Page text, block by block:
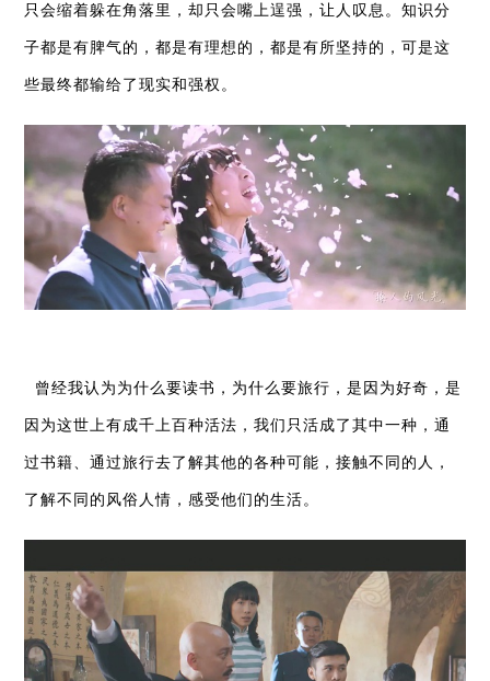
只会缩着躲在角落里，却只会嘴上逞强，让人叹息。知识分
子都是有脾气的，都是有理想的，都是有所坚持的，可是这
些最终都输给了现实和强权。
曾经我认为为什么要读书，为什么要旅行，是因为好奇，是
因为这世上有成千上百种活法，我们只活成了其中一种，通
过书籍、通过旅行去了解其他的各种可能，接触不同的人，
了解不同的风俗人情，感受他们的生活。